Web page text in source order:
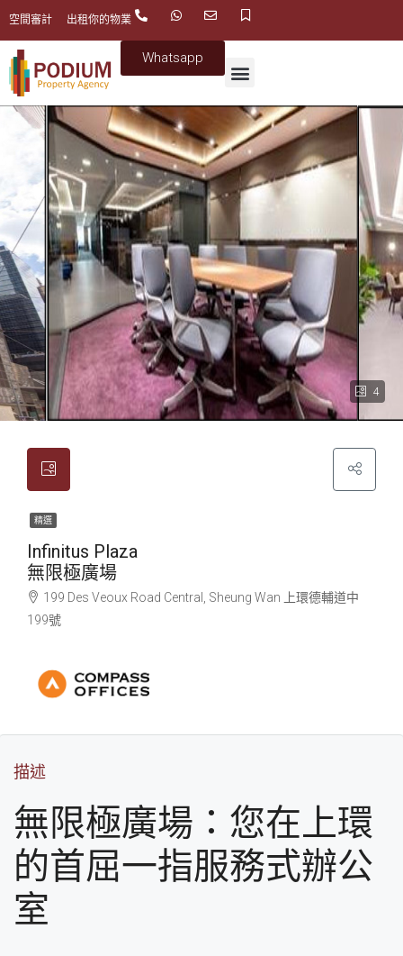
空間審計 出租你的物業
Whatsapp
4
精選
Infinitus Plaza
無限極廣場
199 Des Veoux Road Central, Sheung Wan 上環德輔道中
199號
描述
無限極廣場：您在上環
的首屈一指服務式辦公
室